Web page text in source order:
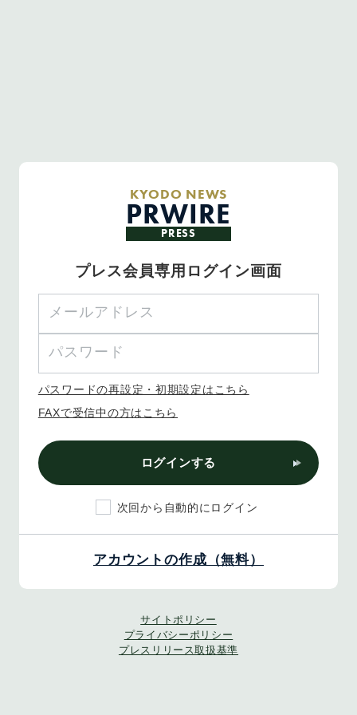
KYODO NEWS
PRWIRE
PRESS
プレス会員専用ログイン画面
パスワードの再設定・初期設定はこちら
FAXで受信中の方はこちら
ログインする
次回から自動的にログイン
アカウントの作成（無料）
サイトポリシー
プライバシーポリシー
プレスリリース取扱基準